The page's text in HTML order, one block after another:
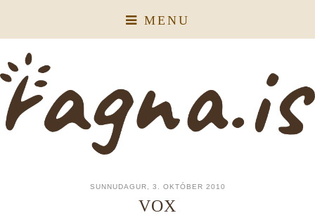
MENU
SUNNUDAGUR, 3. OKTÓBER 2010
VOX